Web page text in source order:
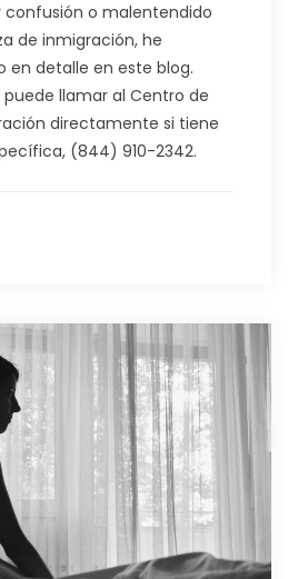
confusión o malentendido
de inmigración, he
en detalle en este blog.
llamar al Centro de
directamente si tiene
(844) 910-2342.